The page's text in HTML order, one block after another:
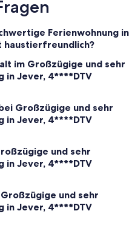
Ferienwohnung in
im Großzügige und sehr
in Jever, 4****DTV
Großzügige und sehr
in Jever, 4****DTV
und sehr
in Jever, 4****DTV
und sehr
in Jever, 4****DTV